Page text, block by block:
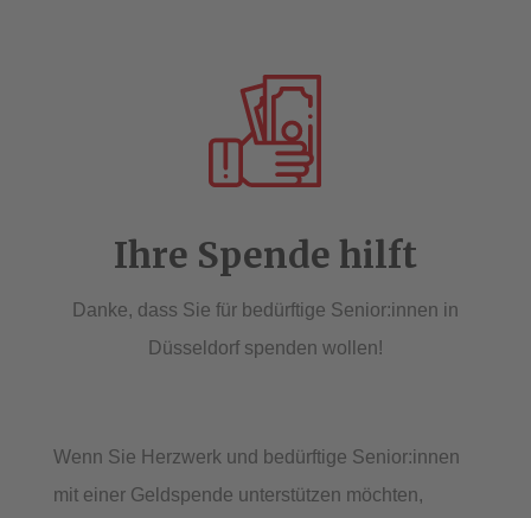
Ihre Spende hilft
Danke, dass Sie für bedürftige Senior:innen in
Düsseldorf spenden wollen!
Wenn Sie Herzwerk und bedürftige Senior:innen
mit einer Geldspende unterstützen möchten,